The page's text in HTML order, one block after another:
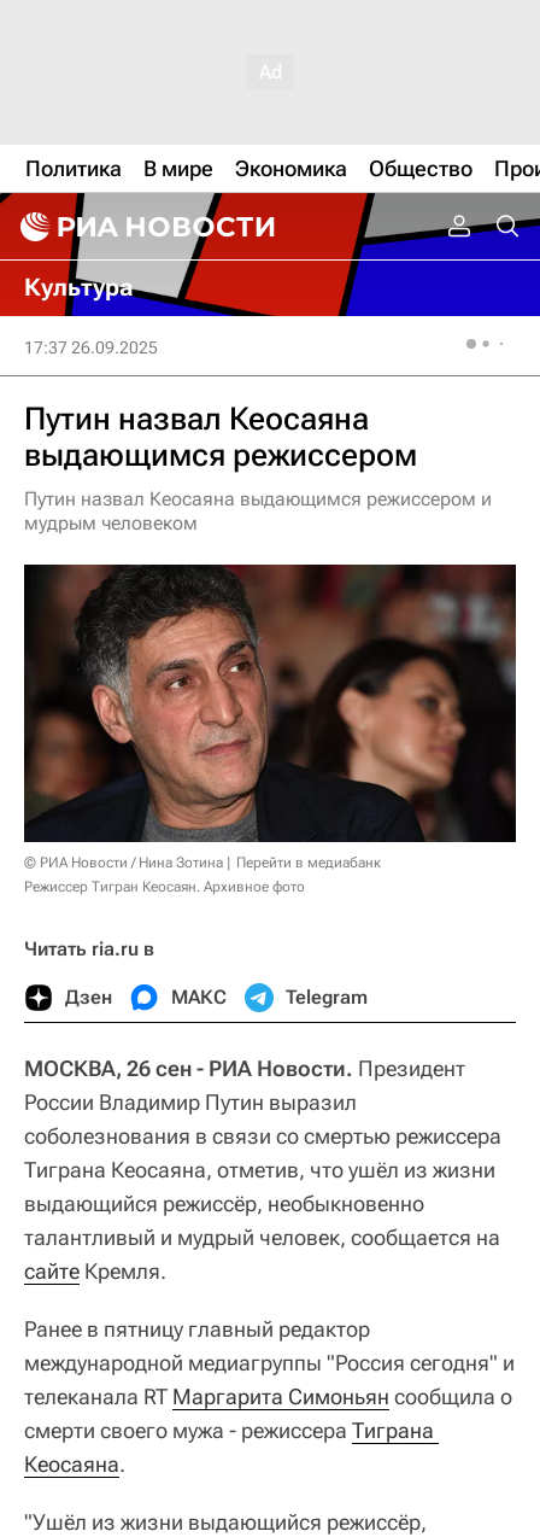
Политика В мире Экономика Общество
Культура
17:37 26.09.2025
Путин назвал Кеосаяна
выдающимся режиссером
Путин назвал Кеосаяна выдающимся режиссером и
мудрым человеком
© РИА Новости / Нина Зотина
Перейти в медиабанк
Режиссер Тигран Кеосаян. Архивное фото
Читать ria.ru в
Дзен МАКС Telegram
МОСКВА, 26 сен - РИА Новости. Президент
России Владимир Путин выразил
соболезнования в связи со смертью режиссера
Тиграна Кеосаяна, отметив, что ушёл из жизни
выдающийся режиссёр, необыкновенно
талантливый и мудрый человек, сообщается на
сайте Кремля.
Ранее в пятницу главный редактор
международной медиагруппы "Россия сегодня" и
телеканала RT Маргарита Симоньян сообщила о
смерти своего мужа - режиссера Тиграна
Кеосаяна.
"Ушёл из жизни выдающийся режиссёр,